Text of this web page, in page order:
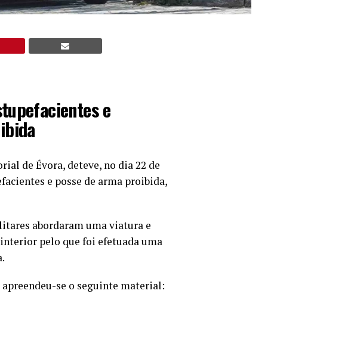
e
de Évora, deteve, no dia 22 de
e posse de arma proibida,
abordaram uma viatura e
pelo que foi efetuada uma
se o seguinte material: